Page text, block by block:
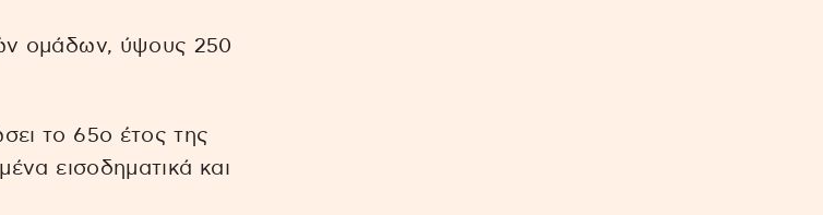
ομάδων, ύψους 250
το 65ο έτος της
εισοδηματικά και